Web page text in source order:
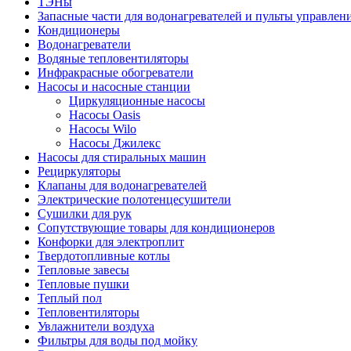
Запасные части для водонагревателей и пульты
Кондиционеры
Водонагреватели
Водяные тепловентиляторы
Инфракрасные обогреватели
Насосы и насосные станции
Циркуляционные насосы
Насосы Oasis
Насосы Wilo
Насосы Джилекс
Насосы для стиральных машин
Рециркуляторы
Клапаны для водонагревателей
Электрические полотенцесушители
Сушилки для рук
Сопутствующие товары для кондиционеров
Конфорки для электроплит
Твердотопливные котлы
Тепловые завесы
Тепловые пушки
Теплый пол
Тепловентиляторы
Увлажнители воздуха
Фильтры для воды под мойку